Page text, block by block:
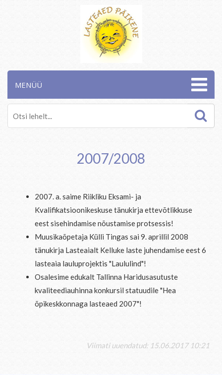
MENÜÜ
2007/2008
2007. a. saime Riikliku Eksami- ja
Kvalifikatsioonikeskuse tänukirja ettevõtlikkuse
eest sisehindamise nõustamise protsessis!
Muusikaõpetaja Külli Tingas sai 9. aprillil 2008
tänukirja Lasteaialt Kelluke laste juhendamise eest 6
lasteaia lauluprojektis "Laululind"!
Osalesime edukalt Tallinna Haridusasutuste
kvaliteediauhinna konkursil statuudile "Hea
õpikeskkonnaga lasteaed 2007"!
Viimati uuendatud: 15.06.2017 10:21